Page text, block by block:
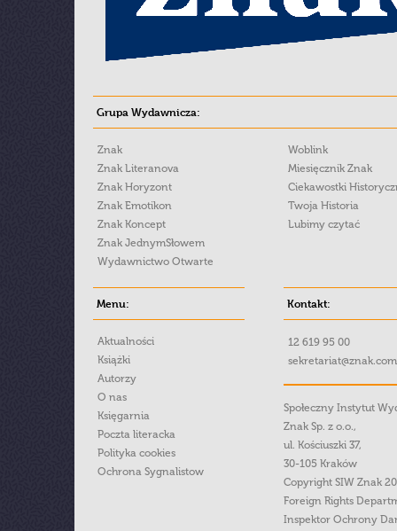
Grupa Wydawnicza:
Znak
Znak Literanova
Znak Horyzont
Znak Emotikon
Znak Koncept
Znak JednymSłowem
Wydawnictwo Otwarte
Woblink
Miesięcznik Znak
Ciekawostki
Twoja Historia
Lubimy czytać
Menu:
Aktualności
Książki
Autorzy
O nas
Księgarnia
Poczta literacka
Polityka cookies
Ochrona Sygnalistow
Kontakt:
12 619 95 00
Społeczny Instytut
Znak Sp. z o.o.,
ul. Kościuszki 37,
30-105 Kraków
Copyright SIW Znak
Foreign Rights
Inspektor Ochrony